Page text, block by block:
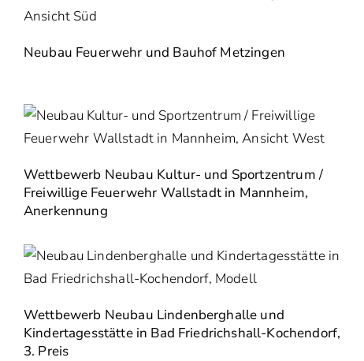
Neubau Feuerwehr und Bauhof Metzingen
Wettbewerb Neubau Kultur- und Sportzentrum /
Freiwillige Feuerwehr Wallstadt in Mannheim,
Anerkennung
Wettbewerb Neubau Lindenberghalle und
Kindertagesstätte in Bad Friedrichshall-Kochendorf,
3. Preis